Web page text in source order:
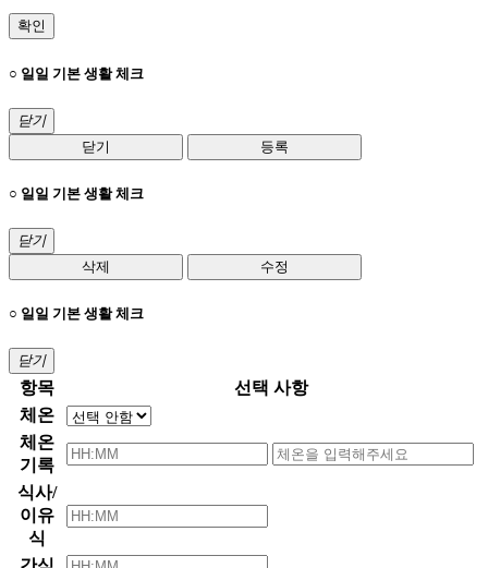
확인
○ 일일 기본 생활 체크
닫기
닫기
등록
○ 일일 기본 생활 체크
닫기
삭제
수정
○ 일일 기본 생활 체크
닫기
항목
선택 사항
체온
체온
기록
식사/
이유
식